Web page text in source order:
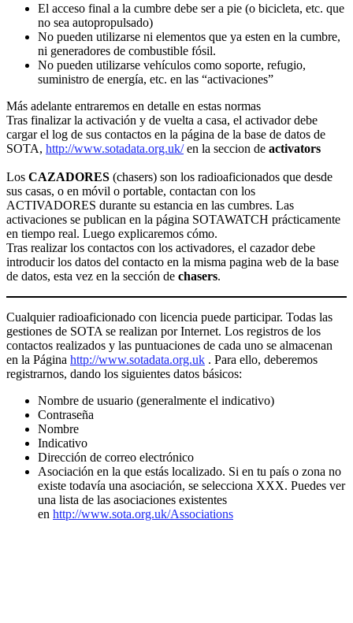
El acceso final a la cumbre debe ser a pie (o bicicleta, etc. que
no sea autopropulsado)
No pueden utilizarse ni elementos que ya esten en la cumbre,
ni generadores de combustible fósil.
No pueden utilizarse vehículos como soporte, refugio,
suministro de energía, etc. en las “activaciones”
Más adelante entraremos en detalle en estas normas
Tras finalizar la activación y de vuelta a casa, el activador debe
cargar el log de sus contactos en la página de la base de datos de
SOTA, http://www.sotadata.org.uk/en la seccion de activators
Los CAZADORES (chasers) son los radioaficionados que desde
sus casas, o en móvil o portable, contactan con los
ACTIVADORES durante su estancia en las cumbres. Las
activaciones se publican en la página SOTAWATCH prácticamente
en tiempo real. Luego explicaremos cómo.
Tras realizar los contactos con los activadores, el cazador debe
introducir los datos del contacto en la misma pagina web de la base
de datos, esta vez en la sección de chasers.
Cualquier radioaficionado con licencia puede participar. Todas las
gestiones de SOTA se realizan por Internet. Los registros de los
contactos realizados y las puntuaciones de cada uno se almacenan
en la Página http://www.sotadata.org.uk . Para ello, deberemos
registrarnos, dando los siguientes datos básicos:
Nombre de usuario (generalmente el indicativo)
Contraseña
Nombre
Indicativo
Dirección de correo electrónico
Asociación en la que estás localizado. Si en tu país o zona no
existe todavía una asociación, se selecciona XXX. Puedes ver
una lista de las asociaciones existentes
en http://www.sota.org.uk/Associations